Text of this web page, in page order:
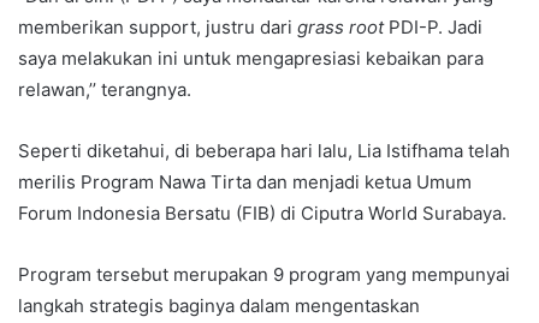
memberikan support, justru dari grass root PDI-P. Jadi
saya melakukan ini untuk mengapresiasi kebaikan para
relawan,’’ terangnya.
Seperti diketahui, di beberapa hari lalu, Lia Istifhama telah
merilis Program Nawa Tirta dan menjadi ketua Umum
Forum Indonesia Bersatu (FIB) di Ciputra World Surabaya.
Program tersebut merupakan 9 program yang mempunyai
langkah strategis baginya dalam mengentaskan